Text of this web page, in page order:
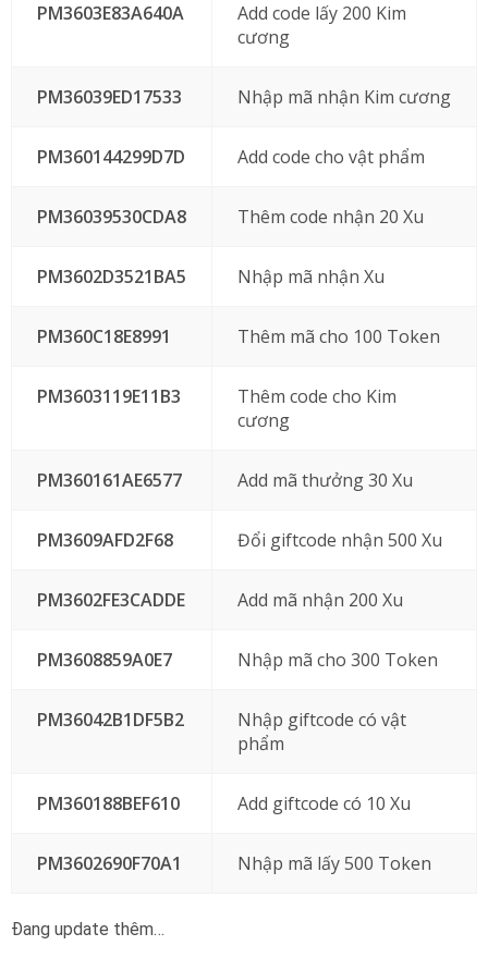
PM3603E83A640A
Add code lấy 200 Kim
cương
PM36039ED17533 Nhập mã nhận Kim cương
PM360144299D7D Add code cho vật phẩm
PM36039530CDA8 Thêm code nhận 20 Xu
PM3602D3521BA5 Nhập mã nhận Xu
PM360C18E8991 Thêm mã cho 100 Token
PM3603119E11B3
Thêm code cho Kim
cương
PM360161AE6577 Add mã thưởng 30 Xu
PM3609AFD2F68 Đổi giftcode nhận 500 Xu
PM3602FE3CADDE Add mã nhận 200 Xu
PM3608859A0E7 Nhập mã cho 300 Token
PM36042B1DF5B2
Nhập giftcode có vật
phẩm
PM360188BEF610 Add giftcode có 10 Xu
PM3602690F70A1 Nhập mã lấy 500 Token
Đang update thêm…